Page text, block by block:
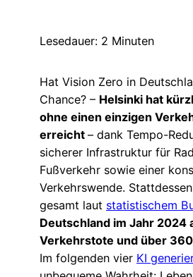
Lesedauer: 2 Minuten
Hat Vision Zero in
Chance? – Helsinki hat
ohne einen einzigen
erreicht – dank Tempo-
sicherer Infrastruktur für
Fußverkehr sowie einer
Verkehrswende.
gesamt laut statistischem
Deutschland im Jahr 2024
Verkehrstote und über
Im folgenden vier KI